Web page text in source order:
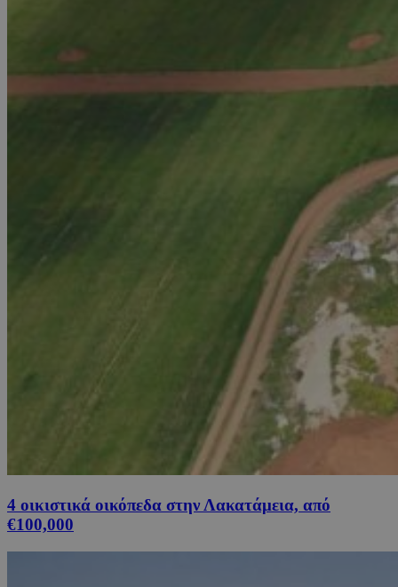
4 οικιστικά οικόπεδα στην Λακατάμεια, από
€100,000